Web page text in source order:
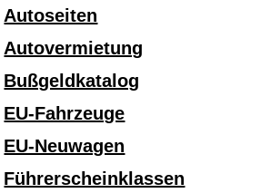
Autoseiten
Autovermietung
Bußgeldkatalog
EU-Fahrzeuge
EU-Neuwagen
Führerscheinklassen